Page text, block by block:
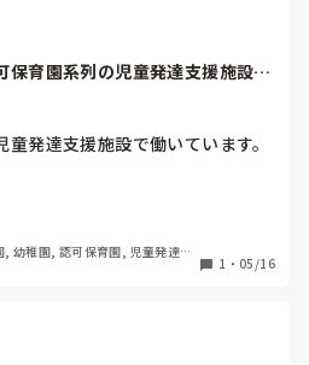
保育園系列の児童発達支援施設で
発達支援施設で働いています。
行くことがあるのですが、その時
質問させて頂きました。
ら子どもたちに言葉を投げるよ
方には当たり前の日常なのかもし
たちに指示をしたり、注意したり
敗した時に「なにしてるの！
ような感じです。気にしすぎな
幼稚園, 認可保育園, 児童発達支
1 ・ 05/16